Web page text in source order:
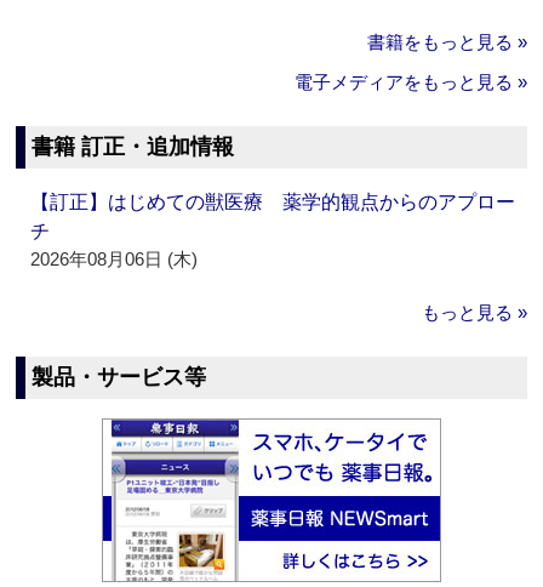
書籍をもっと見る »
電子メディアをもっと見る »
書籍 訂正・追加情報
【訂正】はじめての獣医療 薬学的観点からのアプロー
チ
2026年08月06日 (木)
もっと見る »
製品・サービス等